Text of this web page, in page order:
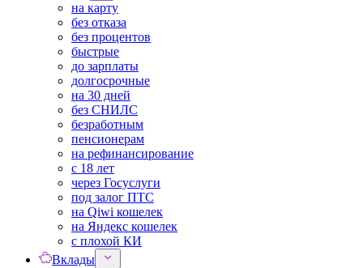
на карту
без отказа
без процентов
быстрые
до зарплаты
долгосрочные
на 30 дней
без СНИЛС
безработным
пенсионерам
на рефинансирование
с 18 лет
через Госуслуги
под залог ПТС
на Qiwi кошелек
на Яндекс кошелек
с плохой КИ
Вклады